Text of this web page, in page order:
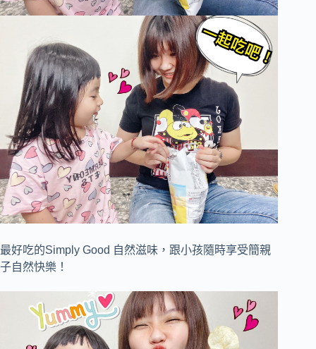
最好吃的Simply Good 自然滋味，跟小孩隨時享受簡親
子自然快樂！